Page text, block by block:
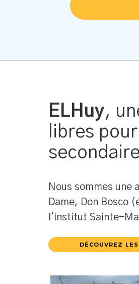
ELHuy,
libres
Nous sommes une
Dame, Don Bosco
l'institut Sainte-
DÉCOUVREZ